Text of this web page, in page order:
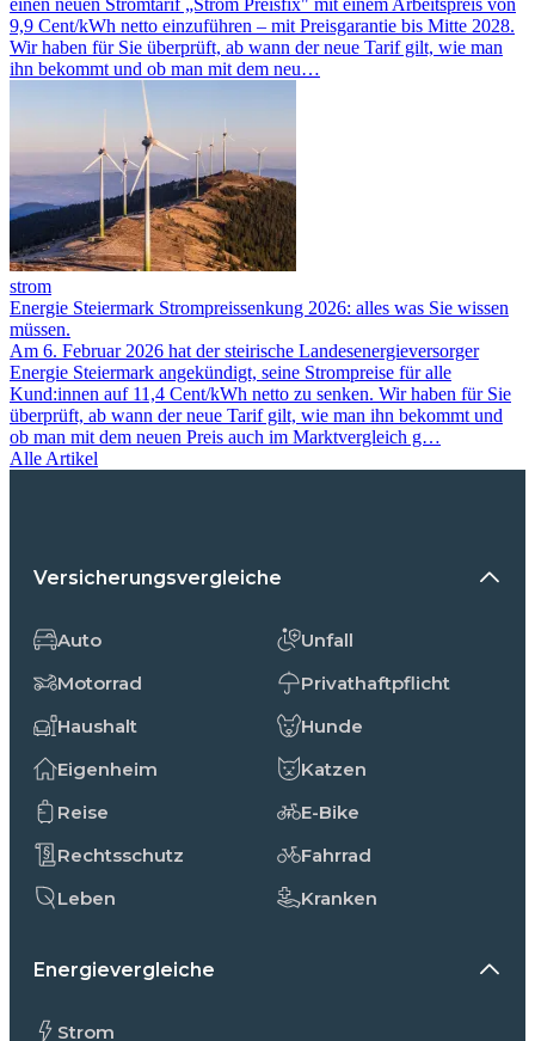
einen neuen Stromtarif „Strom Preisfix" mit einem Arbeitspreis von
9,9 Cent/kWh netto einzuführen – mit Preisgarantie bis Mitte 2028.
Wir haben für Sie überprüft, ab wann der neue Tarif gilt, wie man
ihn bekommt und ob man mit dem neu…
strom
Energie Steiermark Strompreissenkung 2026: alles was Sie wissen
müssen.
Am 6. Februar 2026 hat der steirische Landesenergieversorger
Energie Steiermark angekündigt, seine Strompreise für alle
Kund:innen auf 11,4 Cent/kWh netto zu senken. Wir haben für Sie
überprüft, ab wann der neue Tarif gilt, wie man ihn bekommt und
ob man mit dem neuen Preis auch im Marktvergleich g…
Alle Artikel
Versicherungsvergleiche
Auto
Motorrad
Haushalt
Eigenheim
Reise
Rechtsschutz
Leben
Unfall
Privathaftpflicht
Hunde
Katzen
E-Bike
Fahrrad
Kranken
Energievergleiche
Strom